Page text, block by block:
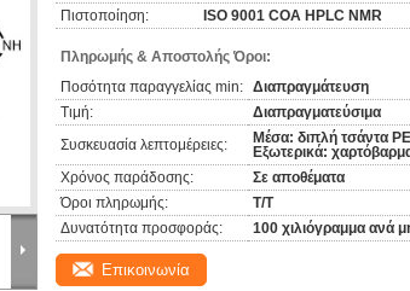
Πιστοποίηση:
ISO 9001 COA HPLC NMR
Πληρωμής & Αποστολής Όροι:
Ποσότητα παραγγελίας min: Διαπραγμάτευση
Τιμή:
Διαπραγματεύσιμα
Συσκευασία λεπτομέρειες:
Μέσα: διπλή τσάντα PE
Εξωτερικά:
Χρόνος παράδοσης:
Σε αποθέματα
Όροι πληρωμής:
Τ/Τ
Δυνατότητα προσφοράς:
100 χιλιόγραμμα ανά
Επικοινωνία